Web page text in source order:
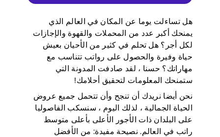
هل تساءلت يوما عن المكان في العالم الذي
يمنحك أكبر عدد من المحملات والقهوة والإجازات
لكل أجر؟ هل تحلم في كثير من الأحيان بعيش
حياة وفيرة والحصول على رواتب تتناسب مع
مهاراتك؟ حسنا ، لقد صادفت المدونة التي
ستمنحك المعلومات لتحقيق أحلامك!
نحن أيضا نريدك أن تنجح وأن تتحمل جميع عروض
الحياة الجمالية ، لذلك اليوم ، سنسكب الفاصوليا
على البلدان ذات الأجور الأعلى بأعلى متوسط
راتب في العالم. نصيحة مفيدة: من الأفضل